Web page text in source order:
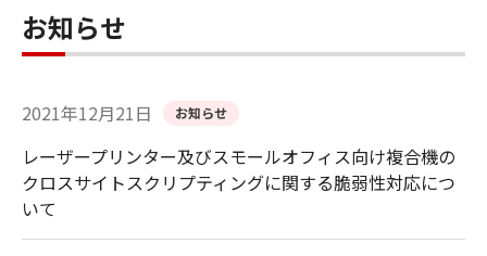
お知らせ
2021年12月21日 お知らせ
レーザープリンター及びスモールオフィス向け複合機の
クロスサイトスクリプティングに関する脆弱性対応につ
いて